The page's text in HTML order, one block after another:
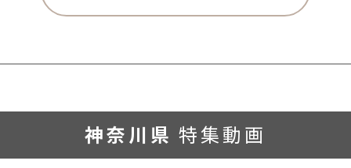
神奈川県 特集動画